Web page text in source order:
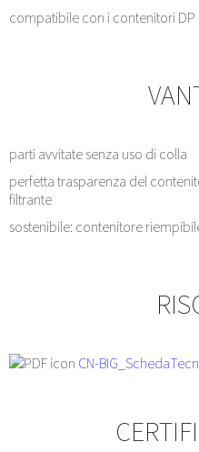
compatibile con i contenitori DP
parti avvitate senza uso di colla
perfetta trasparenza del
filtrante
sostenibile: contenitore
CN-